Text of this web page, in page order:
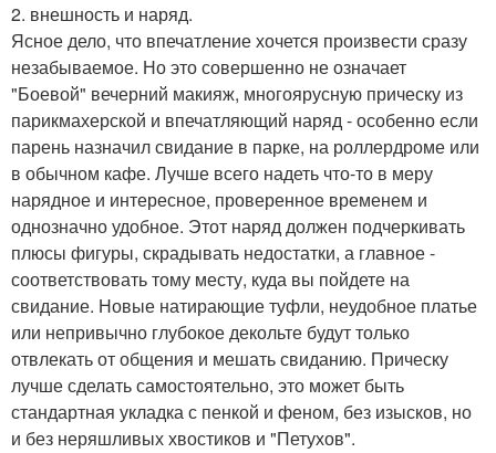
2. внешность и наряд.
Ясное дело, что впечатление хочется произвести сразу
незабываемое. Но это совершенно не означает
"Боевой" вечерний макияж, многоярусную прическу из
парикмахерской и впечатляющий наряд - особенно если
парень назначил свидание в парке, на роллердроме или
в обычном кафе. Лучше всего надеть что-то в меру
нарядное и интересное, проверенное временем и
однозначно удобное. Этот наряд должен подчеркивать
плюсы фигуры, скрадывать недостатки, а главное -
соответствовать тому месту, куда вы пойдете на
свидание. Новые натирающие туфли, неудобное платье
или непривычно глубокое декольте будут только
отвлекать от общения и мешать свиданию. Прическу
лучше сделать самостоятельно, это может быть
стандартная укладка с пенкой и феном, без изысков, но
и без неряшливых хвостиков и "Петухов".